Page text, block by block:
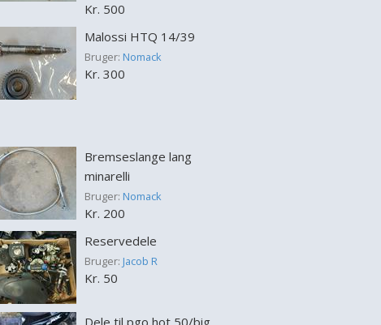
Kr. 500
Malossi HTQ 14/39
Bruger: Nomack
Kr. 300
Bremseslange lang
minarelli
Bruger: Nomack
Kr. 200
Reservedele
Bruger: Jacob R
Kr. 50
Dele til pgo hot 50/big